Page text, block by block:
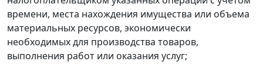
времени, места нахождения имущества или объема
материальных ресурсов, экономически
необходимых для производства товаров,
выполнения работ или оказания услуг;